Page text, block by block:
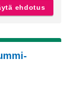
ehdotus